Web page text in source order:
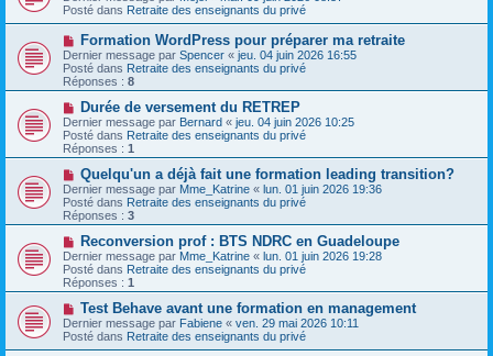
g
e
m
e
s
a
g
e
u
v
e
a
u
m
e
s
a
g
e
Posté dans Retraite des enseignants du privé
N
o
u
v
e
a
u
m
e
s
s
a
g
e
Formation WordPress pour préparer ma retraite
Dernier message par Spencer « jeu. 04 juin 2026 16:55
Posté dans Retraite des enseignants du privé
Réponses : 8
N
o
u
v
e
a
m
e
s
s
a
g
e
Durée de versement du RETREP
Dernier message par Bernard « jeu. 04 juin 2026 10:25
Posté dans Retraite des enseignants du privé
Réponses : 1
N
o
u
v
e
a
u
m
e
s
s
g
e
Quelqu'un a déjà fait une formation leading transition?
Dernier message par Mme_Katrine « lun. 01 juin 2026 19:36
Posté dans Retraite des enseignants du privé
Réponses : 3
N
o
u
v
e
a
m
e
Reconversion prof : BTS NDRC en Guadeloupe
Dernier message par Mme_Katrine « lun. 01 juin 2026 19:28
Posté dans Retraite des enseignants du privé
Réponses : 1
N
o
u
v
Test Behave avant une formation en management
Dernier message par Fabiene « ven. 29 mai 2026 10:11
Posté dans Retraite des enseignants du privé